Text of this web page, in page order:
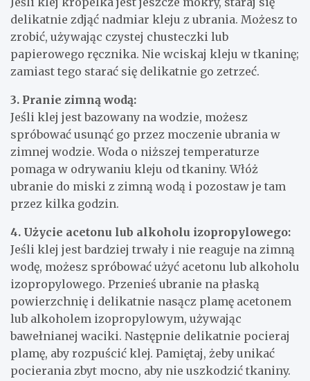
delikatnie zdjąć nadmiar kleju z ubrania. Możesz to
zrobić, używając czystej chusteczki lub
papierowego ręcznika. Nie wciskaj kleju w tkaninę;
zamiast tego starać się delikatnie go zetrzeć.
3. Pranie zimną wodą:
Jeśli klej jest bazowany na wodzie, możesz
spróbować usunąć go przez moczenie ubrania w
zimnej wodzie. Woda o niższej temperaturze
pomaga w odrywaniu kleju od tkaniny. Włóż
ubranie do miski z zimną wodą i pozostaw je tam
przez kilka godzin.
4. Użycie acetonu lub alkoholu izopropylowego:
Jeśli klej jest bardziej trwały i nie reaguje na zimną
wodę, możesz spróbować użyć acetonu lub alkoholu
izopropylowego. Przenieś ubranie na płaską
powierzchnię i delikatnie nasącz plamę acetonem
lub alkoholem izopropylowym, używając
bawełnianej waciki. Następnie delikatnie pocieraj
plamę, aby rozpuścić klej. Pamiętaj, żeby unikać
pocierania zbyt mocno, aby nie uszkodzić tkaniny.